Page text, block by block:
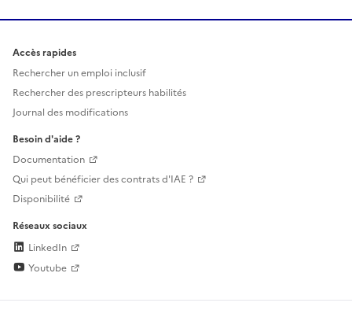
Accès rapides
Rechercher un emploi inclusif
Rechercher des prescripteurs habilités
Journal des modifications
Besoin d'aide ?
Documentation
Qui peut bénéficier des contrats d'IAE ?
Disponibilité
Réseaux sociaux
LinkedIn
Youtube